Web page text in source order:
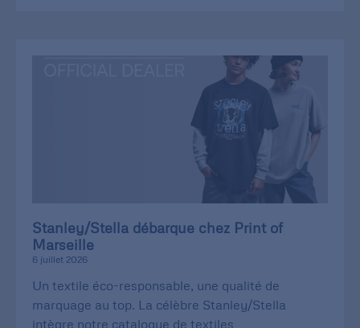
Stanley/Stella débarque chez Print of
Marseille
6 juillet 2026
Un textile éco-responsable, une qualité de
marquage au top. La célèbre Stanley/Stella
intègre notre catalogue de textiles